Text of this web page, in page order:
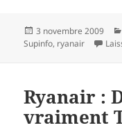
Publié
le
3 novembre 2009
Supinfo, ryanair
Ryanair :
vraiment